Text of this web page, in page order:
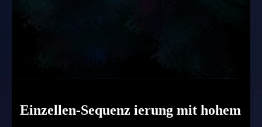
Einzellen-Sequenz ierung mit hohem